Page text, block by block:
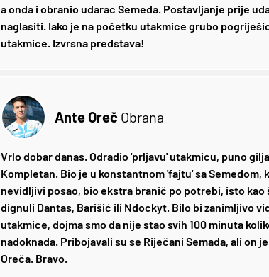
a onda i obranio udarac Semeda. Postavljanje prije
naglasiti. Iako je na početku utakmice grubo
utakmice. Izvrsna predstava!
Ante Oreč Obrana
Vrlo dobar danas. Odradio 'prljavu' utakmicu, puno
Kompletan. Bio je u konstantnom 'fajtu' sa Semedom,
nevidljivi posao, bio ekstra branič po potrebi, isto kao
dignuli Dantas, Barišić ili Ndockyt. Bilo bi zanimljivo
utakmice, dojma smo da nije stao svih 100 minuta
nadoknada. Pribojavali su se Riječani Semada, ali on
Oreča. Bravo.